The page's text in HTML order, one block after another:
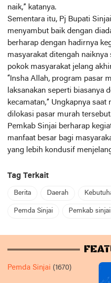
naik,” katanya.
Sementara itu, Pj Bupati
menyambut baik dengan
berharap dengan hadirnya
masyarakat ditengah
pokok masyarakat jelang
“Insha Allah, program pasar
laksanakan seperti biasanya
kecamatan,” Ungkapnya
dilokasi pasar murah
Pemkab Sinjai berharap
manfaat besar bagi
yang lebih kondusif
Tag Terkait
Berita Daerah
Pemda Sinjai Pemkab sinjai
Pemda Sinjai (1670)